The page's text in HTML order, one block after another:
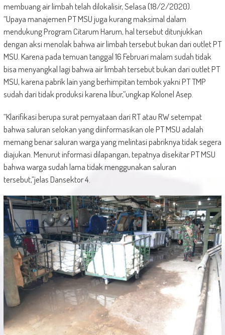
membuang air limbah telah dilokalisir, Selasa (18/2/2020).
“Upaya manajemen PT MSU juga kurang maksimal dalam
mendukung Program Citarum Harum, hal tersebut ditunjukkan
dengan aksi menolak bahwa air limbah tersebut bukan dari outlet PT
MSU. Karena pada temuan tanggal 16 Februari malam sudah tidak
bisa menyangkal lagi bahwa air limbah tersebut bukan dari outlet PT
MSU, karena pabrik lain yang berhimpitan tembok yakni PT TMP
sudah dari tidak produksi karena libur,”ungkap Kolonel Asep.
“Klarifikasi berupa surat pernyataan dari RT atau RW setempat
bahwa saluran selokan yang diinformasikan ole PT MSU adalah
memang benar saluran warga yang melintasi pabriknya tidak segera
diajukan. Menurut informasi dilapangan, tepatnya disekitar PT MSU
bahwa warga sudah lama tidak menggunakan saluran
tersebut,”jelas Dansektor 4.